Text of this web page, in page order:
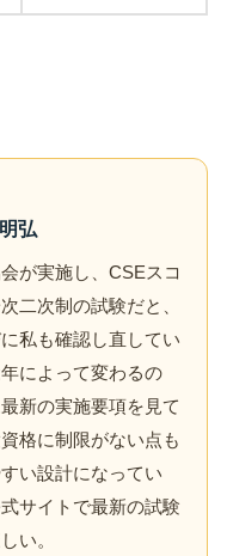
弘
が実施し、CSEスコ
二次制の試験だと、
私も確認し直してい
によって変わるの
新の実施要項を見て
格に制限がない点も
い設計になってい
サイトで最新の試験
い。